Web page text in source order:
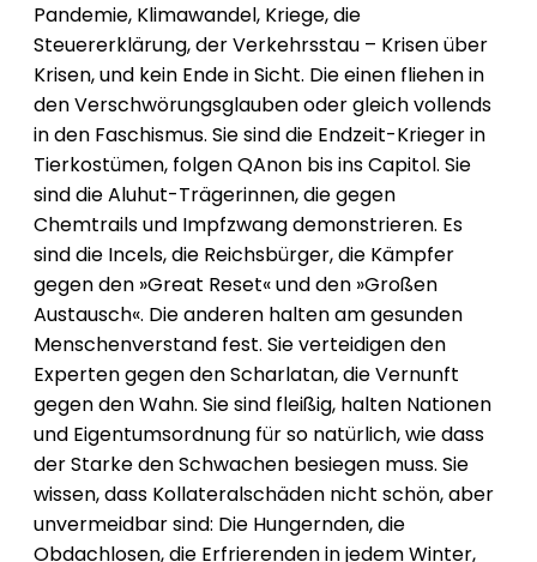
Pandemie, Klimawandel, Kriege, die
Steuererklärung, der Verkehrsstau – Krisen über
Krisen, und kein Ende in Sicht. Die einen fliehen in
den Verschwörungsglauben oder gleich vollends
in den Faschismus. Sie sind die Endzeit-Krieger in
Tierkostümen, folgen QAnon bis ins Capitol. Sie
sind die Aluhut-Trägerinnen, die gegen
Chemtrails und Impfzwang demonstrieren. Es
sind die Incels, die Reichsbürger, die Kämpfer
gegen den »Great Reset« und den »Großen
Austausch«. Die anderen halten am gesunden
Menschenverstand fest. Sie verteidigen den
Experten gegen den Scharlatan, die Vernunft
gegen den Wahn. Sie sind fleißig, halten Nationen
und Eigentumsordnung für so natürlich, wie dass
der Starke den Schwachen besiegen muss. Sie
wissen, dass Kollateralschäden nicht schön, aber
unvermeidbar sind: Die Hungernden, die
Obdachlosen, die Erfrierenden in jedem Winter,